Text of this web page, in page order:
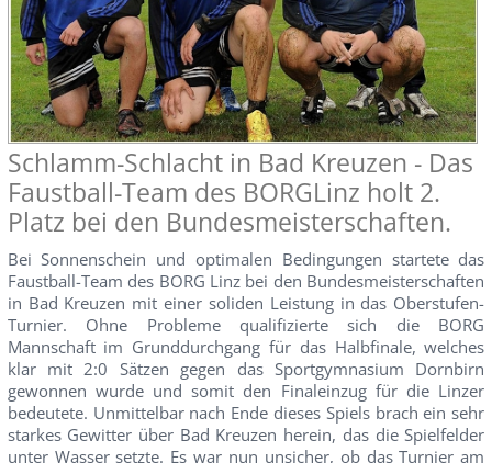
Schlamm-Schlacht in Bad Kreuzen - Das
Faustball-Team des BORGLinz holt 2.
Platz bei den Bundesmeisterschaften.
Bei Sonnenschein und optimalen Bedingungen startete das
Faustball-Team des BORG Linz bei den Bundesmeisterschaften
in Bad Kreuzen mit einer soliden Leistung in das Oberstufen-
Turnier. Ohne Probleme qualifizierte sich die BORG
Mannschaft im Grunddurchgang für das Halbfinale, welches
klar mit 2:0 Sätzen gegen das Sportgymnasium Dornbirn
gewonnen wurde und somit den Finaleinzug für die Linzer
bedeutete. Unmittelbar nach Ende dieses Spiels brach ein sehr
starkes Gewitter über Bad Kreuzen herein, das die Spielfelder
unter Wasser setzte. Es war nun unsicher, ob das Turnier am